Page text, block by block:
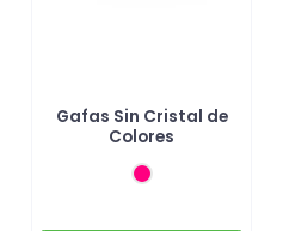
Gafas Sin Cristal de
Colores